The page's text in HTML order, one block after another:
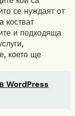
важно
се нуждаят от
костват
и подходяща
което ще
WordPress